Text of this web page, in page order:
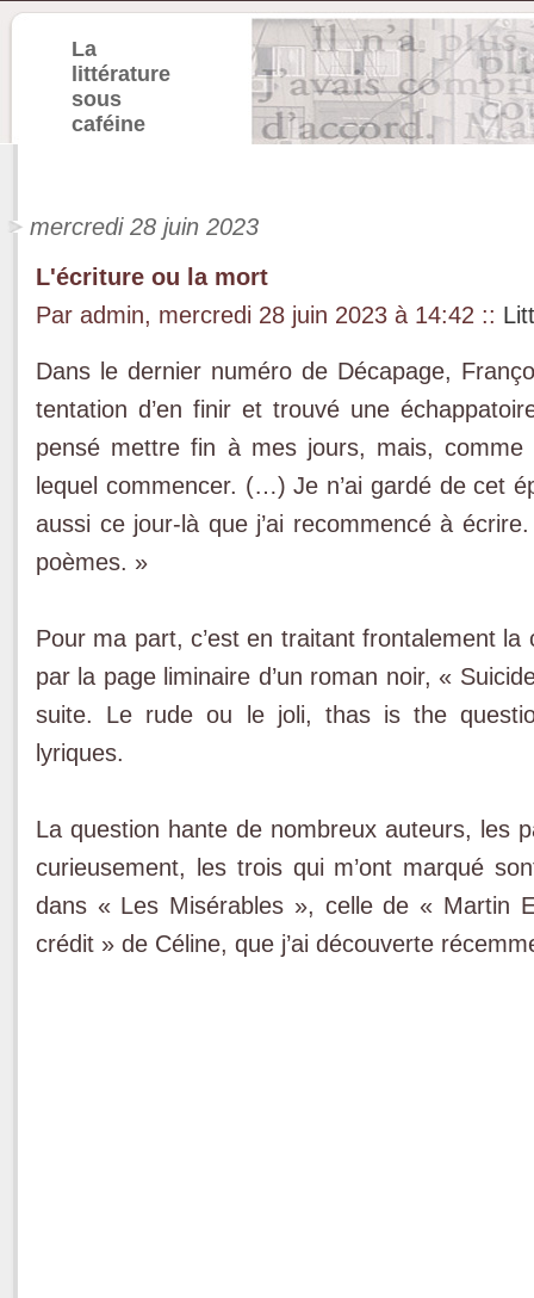
La
littérature
sous
caféine
mercredi 28 juin 2023
L'écriture ou la mort
Par admin, mercredi 28 juin 2023 à 14:42 ::
Dans le dernier numéro de Décapage,
tentation d’en finir et trouvé une
pensé mettre fin à mes jours, mais,
lequel commencer. (…) Je n’ai gardé de cet
aussi ce jour-là que j’ai recommencé à
poèmes. »
Pour ma part, c’est en traitant frontalement
par la page liminaire d’un roman noir, «
suite. Le rude ou le joli, thas is the
lyriques.
La question hante de nombreux auteurs, les
curieusement, les trois qui m’ont marqué
dans « Les Misérables », celle de « Martin
crédit » de Céline, que j’ai découverte